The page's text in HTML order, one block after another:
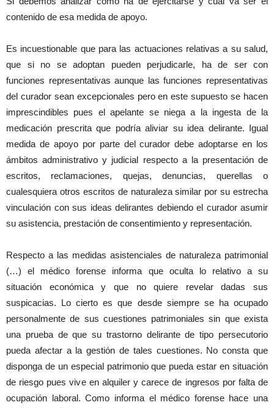
contenido de esa medida de apoyo.
Es incuestionable que para las actuaciones relativas a su salud,
que si no se adoptan pueden perjudicarle, ha de ser con
funciones representativas aunque las funciones representativas
del curador sean excepcionales pero en este supuesto se hacen
imprescindibles pues el apelante se niega a la ingesta de la
medicación prescrita que podría aliviar su idea delirante. Igual
medida de apoyo por parte del curador debe adoptarse en los
ámbitos administrativo y judicial respecto a la presentación de
escritos, reclamaciones, quejas, denuncias, querellas o
cualesquiera otros escritos de naturaleza similar por su estrecha
vinculación con sus ideas delirantes debiendo el curador asumir
su asistencia, prestación de consentimiento y representación.
Respecto a las medidas asistenciales de naturaleza patrimonial
(…) el médico forense informa que oculta lo relativo a su
situación económica y que no quiere revelar dadas sus
suspicacias. Lo cierto es que desde siempre se ha ocupado
personalmente de sus cuestiones patrimoniales sin que exista
una prueba de que su trastorno delirante de tipo persecutorio
pueda afectar a la gestión de tales cuestiones. No consta que
disponga de un especial patrimonio que pueda estar en situación
de riesgo pues vive en alquiler y carece de ingresos por falta de
ocupación laboral. Como informa el médico forense hace una